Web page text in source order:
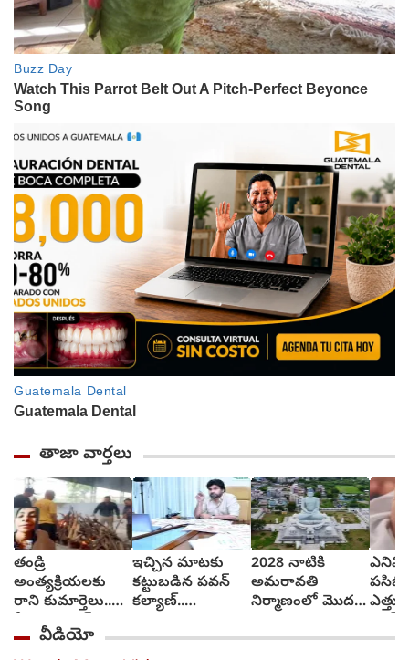
తాజా వార్తలు
తండ్రి
అంత్యక్రియలకు
రాని కుమార్తెలు..
వీడియో కాల్ ద్వారా
అంతా
ఇచ్చిన మాటకు
కట్టుబడిన పవన్
కల్యాణ్..
రోడ్లు
2028 నాటికి
అమరావతి
నిర్మాణంలో మొదటి
వంగలపూడి అనిత
వీడియో